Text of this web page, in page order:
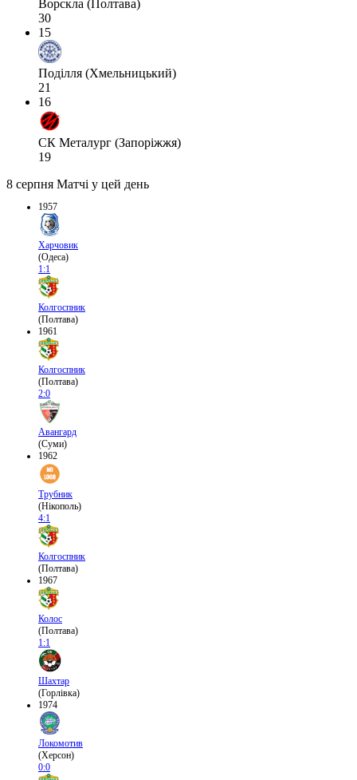
Ворскла (Полтава)
30
15
Поділля (Хмельницький)
21
16
СК Металург (Запоріжжя)
19
8 серпня Матчі у цей день
1957
Харчовик
(Одеса)
1:1
Колгоспник
(Полтава)
1961
Колгоспник
(Полтава)
2:0
Авангард
(Суми)
1962
Трубник
(Нікополь)
4:1
Колгоспник
(Полтава)
1967
Колос
(Полтава)
1:1
Шахтар
(Горлівка)
1974
Локомотив
(Херсон)
0:0